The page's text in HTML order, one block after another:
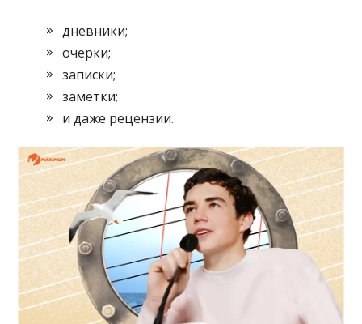
дневники;
очерки;
записки;
заметки;
и даже рецензии.